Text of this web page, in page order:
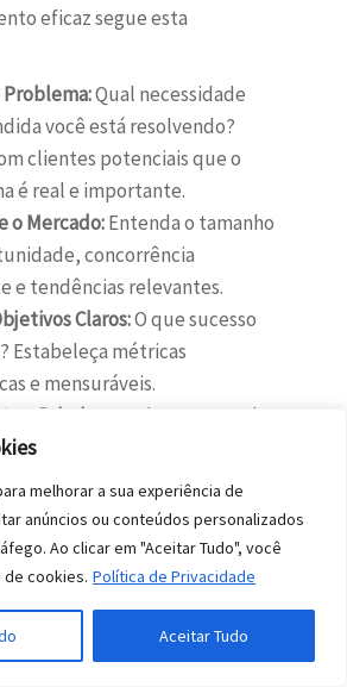
melhorar a sua experiência de
anúncios ou conteúdos personalizados
Ao clicar em "Aceitar Tudo", você
de cookies. Política de Privacidade
Aceitar Tudo
eficaz segue esta
Problema:Qual necessidade
você está resolvendo?
clientes potenciais que o
é real e importante.
o Mercado:Entenda o tamanho
concorrência
e tendências relevantes.
Claros:O que sucesso
Estabeleça métricas
e mensuráveis.
e Priorize:
Qual segmento de
primeiro? Onde há maior
de sucesso com recursos
Defina fases, marcos e
Estabeleça
entre atividades.
Riscos:
Quais são seus